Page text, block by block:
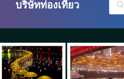
บริษัทท่องเที่ยว